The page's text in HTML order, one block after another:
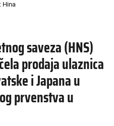
Hina
saveza (HNS)
prodaja ulaznica
i Japana u
prvenstva u